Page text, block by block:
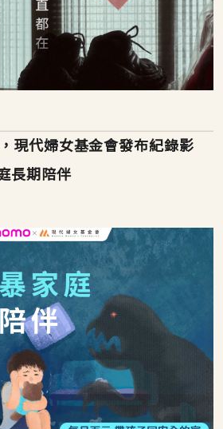
現代婦女基金會發布紀錄影
長期陪伴